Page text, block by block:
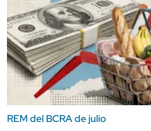
REM del BCRA de julio